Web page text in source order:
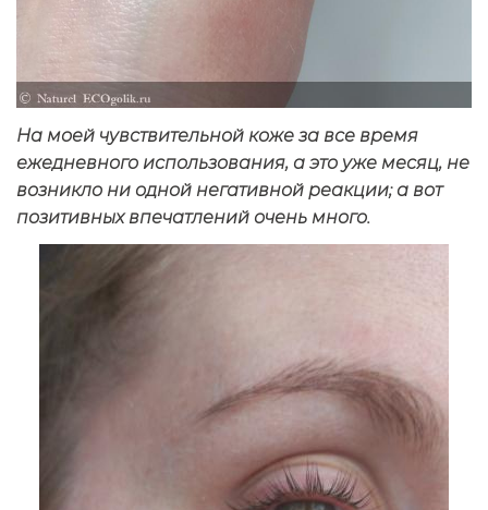
На моей чувствительной коже за все время
ежедневного использования, а это уже месяц, не
возникло ни одной негативной реакции; а вот
позитивных впечатлений очень много.